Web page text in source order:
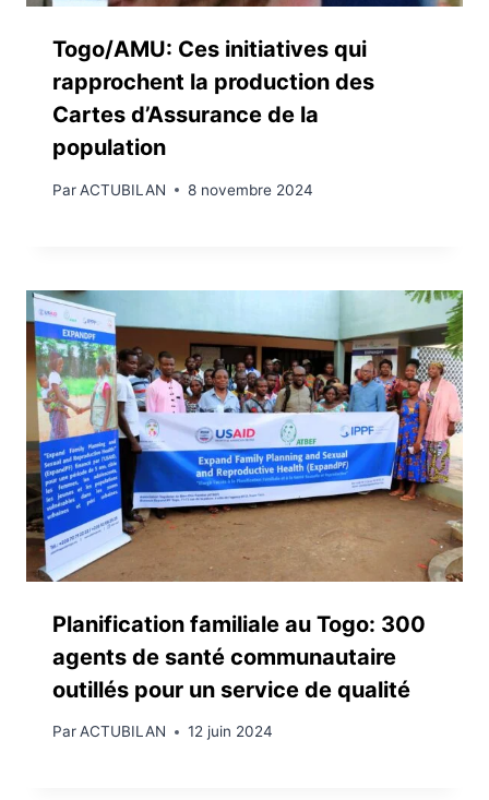
Togo/AMU: Ces initiatives qui
rapprochent la production des
Cartes d’Assurance de la
population
ParACTUBILAN 8 novembre 2024
Planification familiale au Togo: 300
agents de santé communautaire
outillés pour un service de qualité
ParACTUBILAN 12 juin 2024